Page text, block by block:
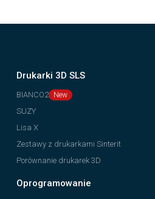
Drukarki 3D SLS
BIANCO2
SUZY
Lisa X
Zestawy z drukarkami Sinterit
Porównanie drukarek 3D
Oprogramowanie